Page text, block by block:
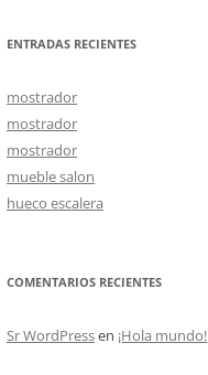
ENTRADAS RECIENTES
mostrador
mostrador
mostrador
mueble salon
hueco escalera
COMENTARIOS RECIENTES
Sr WordPressen ¡Hola mundo!